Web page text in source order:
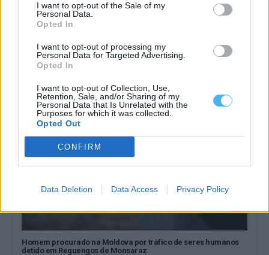
I want to opt-out of the Sale of my
Personal Data.
Opted In
I want to opt-out of processing my
Personal Data for Targeted Advertising.
Opted In
I want to opt-out of Collection, Use,
Retention, Sale, and/or Sharing of my
Personal Data that Is Unrelated with the
Purposes for which it was collected.
Opted Out
CONFIRM
Data Deletion Data Access Privacy Policy
Instituto Cultural de Évora promove fichas pedagógicas
gratuitas sobre património e natureza
O Instituto Cultural de Évora (ICÉ) e o Repositório Pedagógico
promovem o Ciclo de...
6 Agosto, 2026 - 12:15
Homem procurado na Moldova por tráfico de seres humanos
detido em Reguengos de Monsaraz